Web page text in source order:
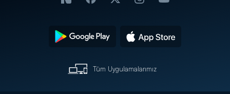
Tüm Uygulamalarımız